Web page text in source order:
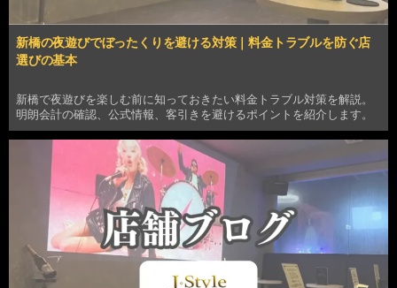
新橋の夜遊びでぼったくりを避ける対策｜料金トラブルを防ぐ店
選びの基本
新橋で夜遊びを楽しむ前に知っておきたい料金トラブル対策を解説。
明朗会計の確認、公式情報、客引きを避けるポイントを紹介します。